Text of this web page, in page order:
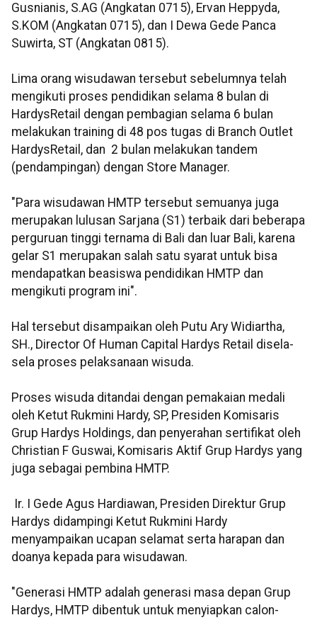
Gusnianis, S.AG (Angkatan 0715), Ervan Heppyda,
S.KOM (Angkatan 0715), dan I Dewa Gede Panca
Suwirta, ST (Angkatan 0815).
Lima orang wisudawan tersebut sebelumnya telah
mengikuti proses pendidikan selama 8 bulan di
HardysRetail dengan pembagian selama 6 bulan
melakukan training di 48 pos tugas di Branch Outlet
HardysRetail, dan 2 bulan melakukan tandem
(pendampingan) dengan Store Manager.
"Para wisudawan HMTP tersebut semuanya juga
merupakan lulusan Sarjana (S1) terbaik dari beberapa
perguruan tinggi ternama di Bali dan luar Bali, karena
gelar S1 merupakan salah satu syarat untuk bisa
mendapatkan beasiswa pendidikan HMTP dan
mengikuti program ini".
Hal tersebut disampaikan oleh Putu Ary Widiartha,
SH., Director Of Human Capital Hardys Retail disela-
sela proses pelaksanaan wisuda.
Proses wisuda ditandai dengan pemakaian medali
oleh Ketut Rukmini Hardy, SP, Presiden Komisaris
Grup Hardys Holdings, dan penyerahan sertifikat oleh
Christian F Guswai, Komisaris Aktif Grup Hardys yang
juga sebagai pembina HMTP.
Ir. I Gede Agus Hardiawan, Presiden Direktur Grup
Hardys didampingi Ketut Rukmini Hardy
menyampaikan ucapan selamat serta harapan dan
doanya kepada para wisudawan.
"Generasi HMTP adalah generasi masa depan Grup
Hardys, HMTP dibentuk untuk menyiapkan calon-